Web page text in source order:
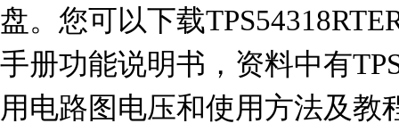
盘。您可以下载
手册功能说明书，资料中有
用电路图电压和使用方法及教